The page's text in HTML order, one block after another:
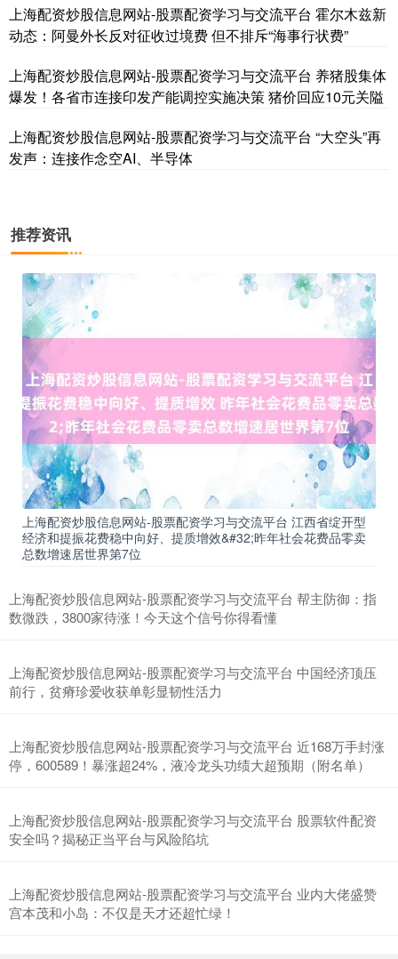
上海配资炒股信息网站-股票配资学习与交流平台 霍尔木兹新
动态：阿曼外长反对征收过境费 但不排斥“海事行状费”
上海配资炒股信息网站-股票配资学习与交流平台 养猪股集体
爆发！各省市连接印发产能调控实施决策 猪价回应10元关隘
上海配资炒股信息网站-股票配资学习与交流平台 “大空头”再
发声：连接作念空AI、半导体
推荐资讯
上海配资炒股信息网站-股票配资学习与交流平台 江西省绽开型
经济和提振花费稳中向好、提质增效&#32;昨年社会花费品零卖
总数增速居世界第7位
上海配资炒股信息网站-股票配资学习与交流平台 帮主防御：指
数微跌，3800家待涨！今天这个信号你得看懂
上海配资炒股信息网站-股票配资学习与交流平台 中国经济顶压
前行，贫瘠珍爱收获单彰显韧性活力
上海配资炒股信息网站-股票配资学习与交流平台 近168万手封涨
停，600589！暴涨超24%，液冷龙头功绩大超预期（附名单）
上海配资炒股信息网站-股票配资学习与交流平台 股票软件配资
安全吗？揭秘正当平台与风险陷坑
上海配资炒股信息网站-股票配资学习与交流平台 业内大佬盛赞
宫本茂和小岛：不仅是天才还超忙绿！